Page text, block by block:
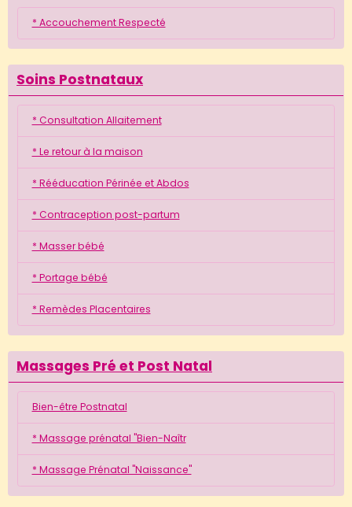
* Accouchement Respecté
Soins Postnataux
* Consultation Allaitement
* Le retour à la maison
* Rééducation Périnée et Abdos
* Contraception post-partum
* Masser bébé
* Portage bébé
* Remèdes Placentaires
Massages Pré et Post Natal
Bien-être Postnatal
* Massage prénatal "Bien-Naîtr
* Massage Prénatal "Naissance"